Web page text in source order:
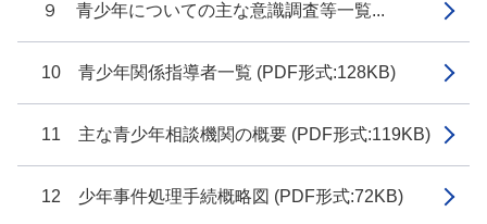
９ 青少年についての主な意識調査等一覧...
10 青少年関係指導者一覧 (PDF形式:128KB)
11 主な青少年相談機関の概要 (PDF形式:119KB)
12 少年事件処理手続概略図 (PDF形式:72KB)